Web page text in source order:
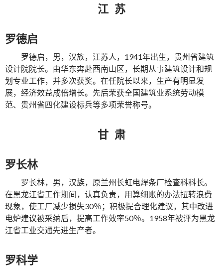
江 苏
罗德启
罗德启，男，汉族，江苏人，1941年出生，贵州省建筑
设计院院长。由华东奔赴西南山区，长期从事建筑设计和规
划专业工作，并多次获奖。在任院长以来，生产有明显发
展，经济效益成倍增长。先后荣获全国建筑业系统劳动模
范、贵州省四化建设标兵等多项荣誉称号。
甘 肃
罗长林
罗长林，男，汉族，原兰州长虹电焊条厂检查科科长。
在黑龙江省工作期间，认真负责，用算细账的办法扭转浪费
现象，使工厂减少损失30％；积极提合理化建议，其中改进
电炉建议被采纳后，提高工作效率50％。1958年被评为黑龙
江省工业交通先进生产者。
罗科学